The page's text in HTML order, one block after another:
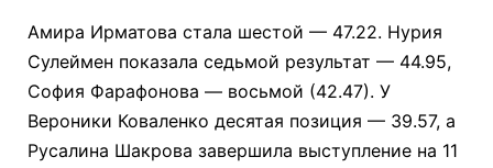
Амира Ирматова стала шестой — 47.22. Нурия
Сулеймен показала седьмой результат — 44.95,
София Фарафонова — восьмой (42.47). У
Вероники Коваленко десятая позиция — 39.57, а
Русалина Шакрова завершила выступление на 11